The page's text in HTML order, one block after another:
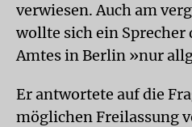
verwiesen. Auch am
wollte sich ein Sprecher
Amtes in Berlin »nur
Er antwortete auf die
möglichen Freilassung